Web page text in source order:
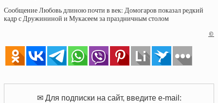
Сообщение Любовь длиною почти в век: Домогаров показал редкий
кадр с Дружининой и Мукасeем за праздничным столом
©
✉ Для подписки на сайт, введите e-mail: